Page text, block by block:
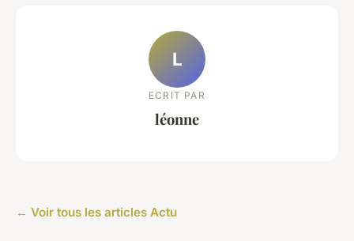
L
ECRIT PAR
léonne
← Voir tous les articles Actu